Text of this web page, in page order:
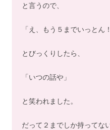
と言うので、
「え、もう５までいっとん
とびっくりしたら、
「いつの話や」
と笑われました。
だって２までしか持ってな